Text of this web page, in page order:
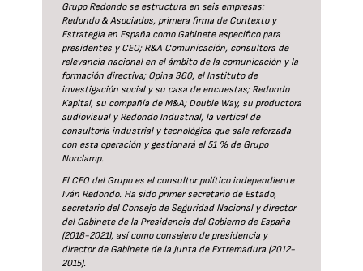
Grupo Redondo se estructura en seis empresas:
Redondo & Asociados, primera firma de Contexto y
Estrategia en España como Gabinete específico para
presidentes y CEO; R&A Comunicación, consultora de
relevancia nacional en el ámbito de la comunicación y la
formación directiva; Opina 360, el Instituto de
investigación social y su casa de encuestas; Redondo
Kapital, su compañía de M&A; Double Way, su productora
audiovisual y Redondo Industrial, la vertical de
consultoría industrial y tecnológica que sale reforzada
con esta operación y gestionará el 51 % de Grupo
Norclamp.
El CEO del Grupo es el consultor político independiente
Iván Redondo. Ha sido primer secretario de Estado,
secretario del Consejo de Seguridad Nacional y director
del Gabinete de la Presidencia del Gobierno de España
(2018-2021), así como consejero de presidencia y
director de Gabinete de la Junta de Extremadura (2012-
2015).